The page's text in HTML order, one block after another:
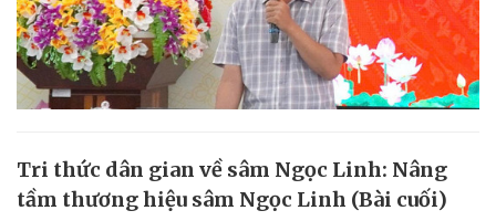
Tri thức dân gian về sâm Ngọc Linh: Nâng
tầm thương hiệu sâm Ngọc Linh (Bài cuối)